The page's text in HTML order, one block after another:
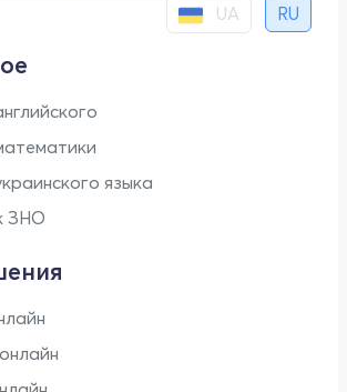
UA RU
языка
ЗНО